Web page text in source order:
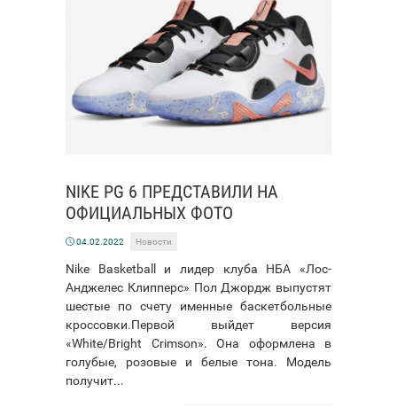
NIKE PG 6 ПРЕДСТАВИЛИ НА
ОФИЦИАЛЬНЫХ ФОТО
04.02.2022 Новости
Nike Basketball и лидер клуба НБА «Лос-
Анджелес Клипперс» Пол Джордж выпустят
шестые по счету именные баскетбольные
кроссовки.Первой выйдет версия
«White/Bright Crimson». Она оформлена в
голубые, розовые и белые тона. Модель
получит...